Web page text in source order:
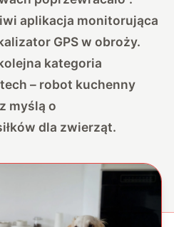
aplikacja monitorująca
GPS w obroży.
kategoria
– robot kuchenny
myślą o
dla zwierząt.